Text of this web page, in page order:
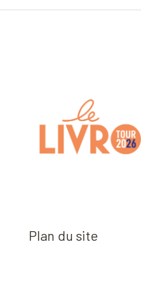
Plan du site